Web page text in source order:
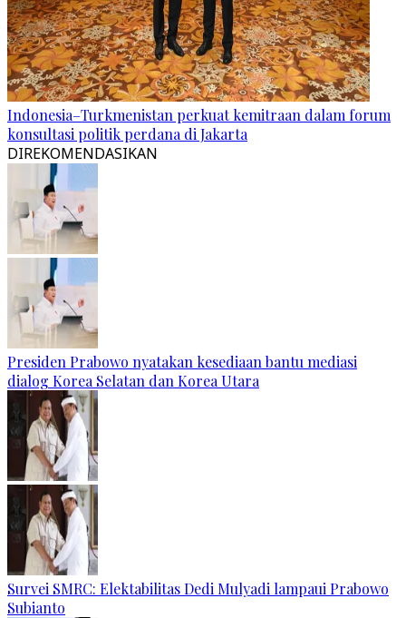
Indonesia–Turkmenistan perkuat kemitraan dalam forum
konsultasi politik perdana di Jakarta
DIREKOMENDASIKAN
Presiden Prabowo nyatakan kesediaan bantu mediasi
dialog Korea Selatan dan Korea Utara
Survei SMRC: Elektabilitas Dedi Mulyadi lampaui Prabowo
Subianto